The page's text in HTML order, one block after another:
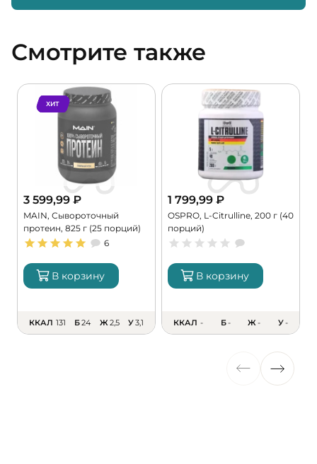
Смотрите также
ХИТ
3 599,99 ₽
MAIN, Сывороточный
протеин, 825 г (25 порций)
6
В корзину
ККАЛ 131 Б24 Ж2,5 У3,1
1 799,99 ₽
OSPRO, L-Citrulline, 200 г (40
порций)
В корзину
ККАЛ - Б- Ж- У-